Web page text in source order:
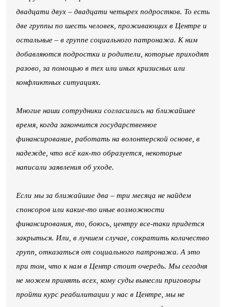
двадцати двух – двадцати четырех подростков. То есть
две группы по шесть человек, проживающих в Центре и
остальные – в группе социального патронажа. К ним
добавляются подростки и родители, которые приходят
разово, за помощью в тех или иных кризисных или
конфликтных ситуациях.
Многие наши сотрудники согласились на ближайшее
время, когда закончится государственное
финансирование, работать на волонтерской основе, в
надежде, что всё как-то образуется, некоторые
написали заявления об уходе.
Если мы за ближайшие два – три месяца не найдем
спонсоров или какие-то иные возможности
финансирования, то, боюсь, центру все-таки придется
закрыться. Или, в лучшем случае, сократить количество
групп, отказаться от социального патронажа. А это
при том, что к нам в Центр стоит очередь. Мы сегодня
не можем принять всех, кому суды вынесли приговоры
пройти курс реабилитации у нас в Центре, мы не